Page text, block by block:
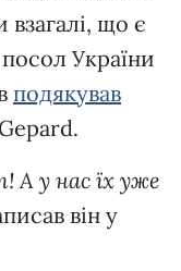
взагалі, що є
України
подякував
А у нас їх уже
він у